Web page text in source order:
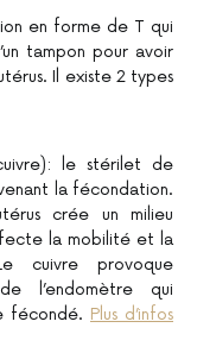
en forme de T qui
tampon pour avoir
Il existe 2 types
le stérilet de
la fécondation.
crée un milieu
la mobilité et la
cuivre provoque
l’endomètre qui
fécondé. Plus d’infos